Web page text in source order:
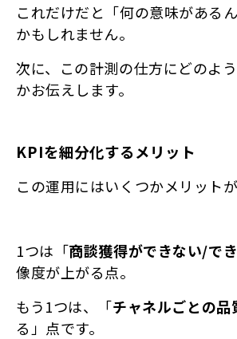
これだけだと「何の意味がある
かもしれません。
次に、この計測の仕方にどのよ
かお伝えします。
KPIを細分化するメリット
この運用にはいくつかメリットが
1つは「商談獲得ができない/で
像度が上がる点。
もう1つは、「チャネルごとの品
る」点です。